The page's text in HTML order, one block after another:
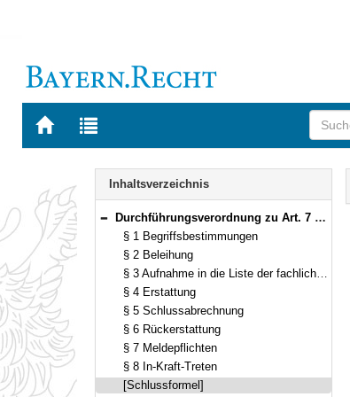
Zur
BAYERN.RECHT
Zur
letzten
Navigation
Inhaltsverzeichnis
Bereich reduzieren
Durchführungsverordnung zu Art. 7 Abs. 4 Finanzausgleichsgesetz (Altlasten FAG-Durchführungsverordnung – FAG DV-Altlasten) Vom 10. Mai 2001 (GVBl. S. 265) BayRS 605-15-U (§§ 1–8)
§ 1 Begriffsbestimmungen
§ 2 Beleihung
§ 3 Aufnahme in die Liste der fachlich vordringlichsten Vorhaben
§ 4 Erstattung
§ 5 Schlussabrechnung
§ 6 Rückerstattung
§ 7 Meldepflichten
§ 8 In-Kraft-Treten
[Schlussformel]